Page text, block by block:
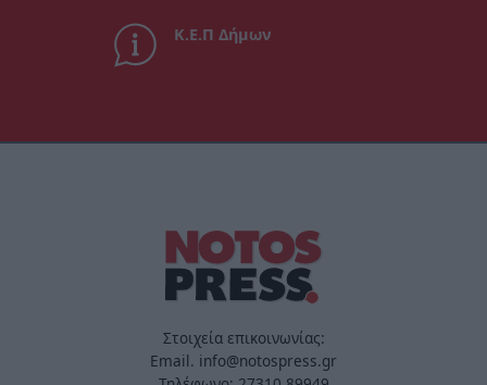
Κ.Ε.Π Δήμων
Στοιχεία επικοινωνίας:
Email. info@notospress.gr